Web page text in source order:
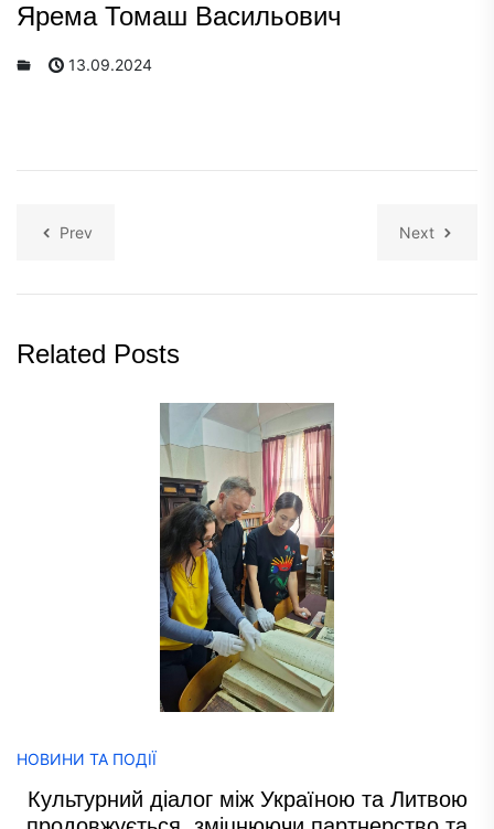
Ярема Томаш Васильович
13.09.2024
Prev Next
Related Posts
НОВИНИ ТА ПОДІЇ
Культурний діалог між Україною та Литвою